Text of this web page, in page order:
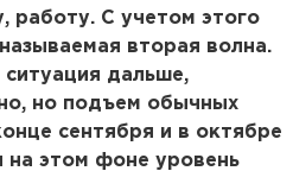
работу. С учетом этого
вторая волна.
ситуация дальше,
но подъем обычных
сентября и в октябре
на этом фоне уровень